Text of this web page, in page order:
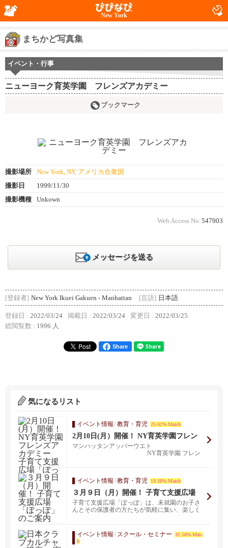
New York
まちかど写真集
イベント・行事
ニューヨーク育英学園 フレンズアカデミー
ブックマーク
撮影場所
New York, NY, アメリカ合衆国
撮影日
1999/11/30
撮影機種
Unkown
Web Access No. 547903
メッセージを送る
[登録者] New York Ikuei Gakuen - Manhattan [言語] 日本語
登録日 : 2022/03/24 掲載日 : 2022/03/24 変更日 : 2022/03/25
総閲覧数 : 1996 人
Share
気になるリスト
イベント情報 /教育・育児 25.62% Match
2月10日(月）開催！ NY育英学園フレン
ズアカデミー 子育て支援広場「ぽっ
マンハッタンアッパーウエト
NY育英学園 フレン
イベント情報 /教育・育児 19.18% Match
３月９日（月）開催！ 子育て支援広場
「ぽっぽ」のご案内
子育て支援広場「ぽっぽ」は、未就園のお子さ
んとその保護者の方たちが気軽に集い、楽しく
イベント情報 / スクール・セミナー
11.58% Matc
h